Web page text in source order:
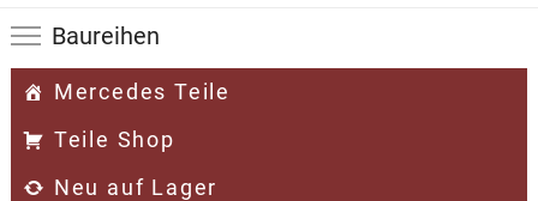
Baureihen
Mercedes Teile
Teile Shop
Neu auf Lager